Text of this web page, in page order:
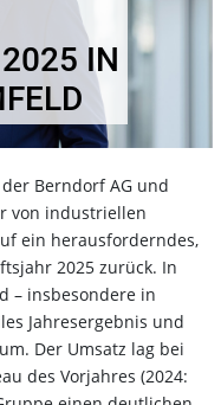
IN
Berndorf AG und
von industriellen
ein herausforderndes,
2025 zurück. In
– insbesondere in
Jahresergebnis und
Der Umsatz lag bei
des Vorjahres (2024: